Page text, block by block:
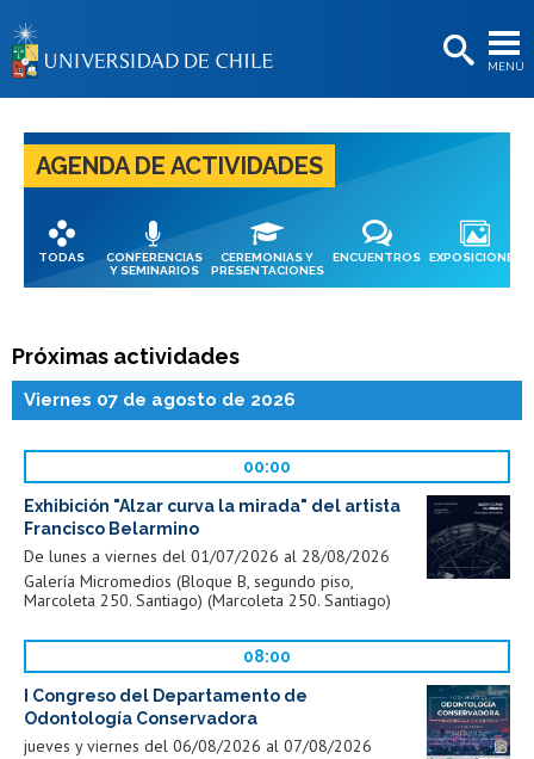
MENÚ
BIBLIOTECAS
Postulantes
Estudiantes
Académicas/os
Egresadas/os
AGENDA DE ACTIVIDADES
TODAS
CONFERENCIAS
Y SEMINARIOS
CEREMONIAS Y
PRESENTACIONES
ENCUENTROS EXPOSICIONES
Próximas actividades
Viernes 07 de agosto de 2026
00:00
Exhibición "Alzar curva la mirada" del artista
Francisco Belarmino
De lunes a viernes del 01/07/2026 al 28/08/2026
Galería Micromedios (Bloque B, segundo piso,
Marcoleta 250. Santiago) (Marcoleta 250. Santiago)
08:00
I Congreso del Departamento de
Odontología Conservadora
jueves y viernes del 06/08/2026 al 07/08/2026